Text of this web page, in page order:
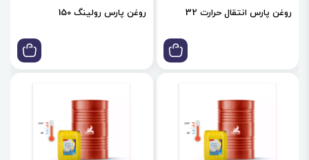
روغن پارس انتقال حرارت 32 روغن پارس رولینگ 150